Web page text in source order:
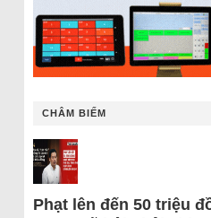
CHÂM BIẾM
Phạt lên đến 50 triệu